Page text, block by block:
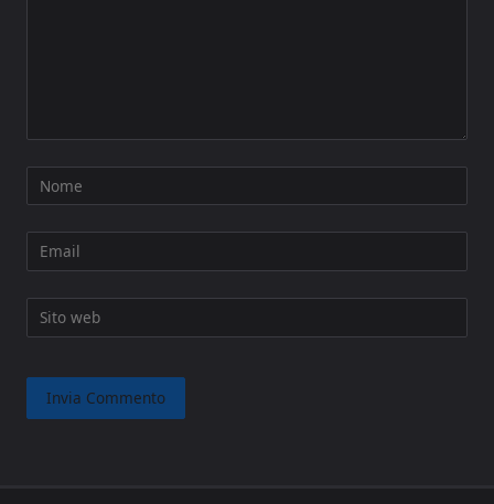
Nome
Email
Sito web